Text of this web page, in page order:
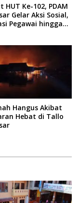
HUT Ke-102, PDAM
Gelar Aksi Sosial,
Pegawai hingga
Hangus Akibat
Hebat di Tallo